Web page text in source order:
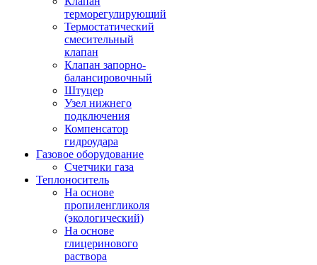
терморегулирующий
Термостатический
смесительный
клапан
Клапан запорно-
балансировочный
Штуцер
Узел нижнего
подключения
Компенсатор
гидроудара
Газовое оборудование
Счетчики газа
Теплоноситель
На основе
пропиленгликоля
(экологический)
На основе
глицеринового
раствора